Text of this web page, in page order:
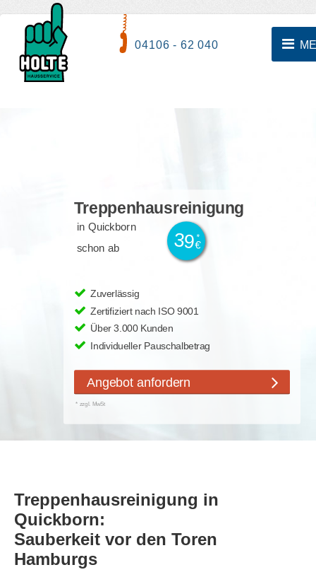
04106 - 62 040
39€
*
Treppenhausreinigung
in Quickborn
schon ab
Zuverlässig
Zertifiziert nach ISO 9001
Über 3.000 Kunden
Individueller Pauschalbetrag
Angebot anfordern
* zzgl. MwSt
Treppenhausreinigung in
Quickborn:
Sauberkeit vor den Toren
Hamburgs